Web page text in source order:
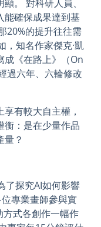
。 對科研人員、
能確保成果達到基
20%的提升往往需
，知名作家傑克·凱
成《在路上》（On
過六年、六輪修改
有較大自主權，
衡：是在少量作品
量？
了探究AI如何影響
專業畫師參與實
式各創作一幅作